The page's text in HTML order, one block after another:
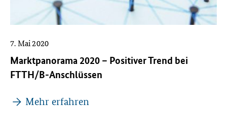
Inhouseverkabelung
Mobilfunk
Praxisbeispiele
Roadshow
Schulungen
Veranstaltungen
Marktpanorama 2020 – Positiver Trend bei
FTTH/B-Anschlüssen
7. Mai 2020
Mehr erfahren